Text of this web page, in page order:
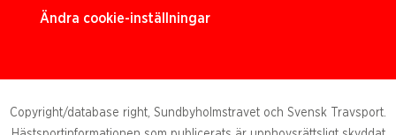
Ändra cookie-inställningar
Copyright/database right, Sundbyholmstravet och Svensk Travsport.